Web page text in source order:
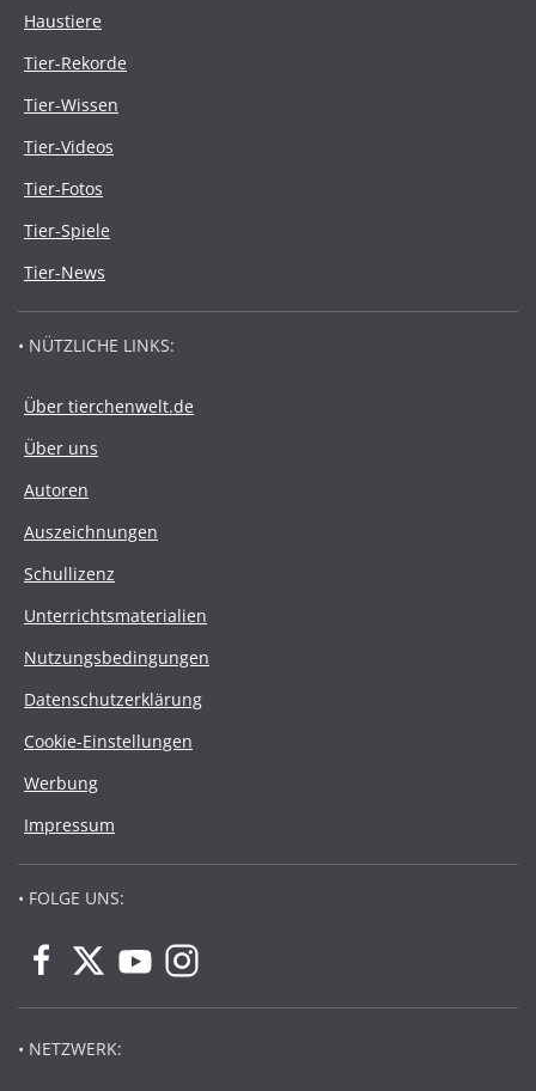
Haustiere
Tier-Rekorde
Tier-Wissen
Tier-Videos
Tier-Fotos
Tier-Spiele
Tier-News
• NÜTZLICHE LINKS:
Über tierchenwelt.de
Über uns
Autoren
Auszeichnungen
Schullizenz
Unterrichtsmaterialien
Nutzungsbedingungen
Datenschutzerklärung
Cookie-Einstellungen
Werbung
Impressum
• FOLGE UNS:
• NETZWERK: